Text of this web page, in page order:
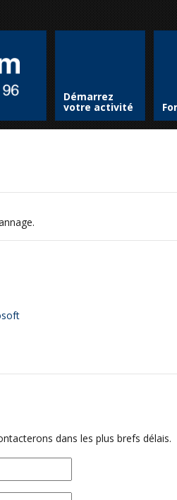
Démarrez
votre activité
dans les plus brefs délais.